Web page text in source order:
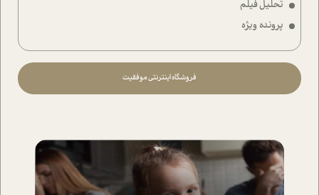
تحلیل فیلم
پرونده ویژه
فروشگاه اینترنتی موفقیت